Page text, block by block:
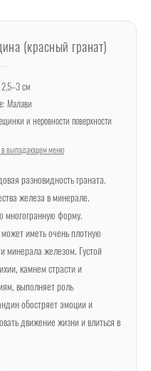
(красный гранат)
2,5–3 см
Малави
и неровности поверхности
в выпадающем меню
разновидность граната.
железа в минерале.
многогранную форму.
иметь очень плотную
минерала железом. Густой
камнем страсти и
выполняет роль
обостряет эмоции и
движение жизни и влиться в